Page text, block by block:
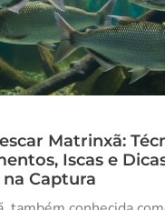
Matrinxã:
Iscas e
na Captura